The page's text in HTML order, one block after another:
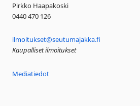
Pirkko Haapakoski
0440 470 126
ilmoitukset@seutumajakka.fi
Kaupalliset ilmoitukset
Mediatiedot